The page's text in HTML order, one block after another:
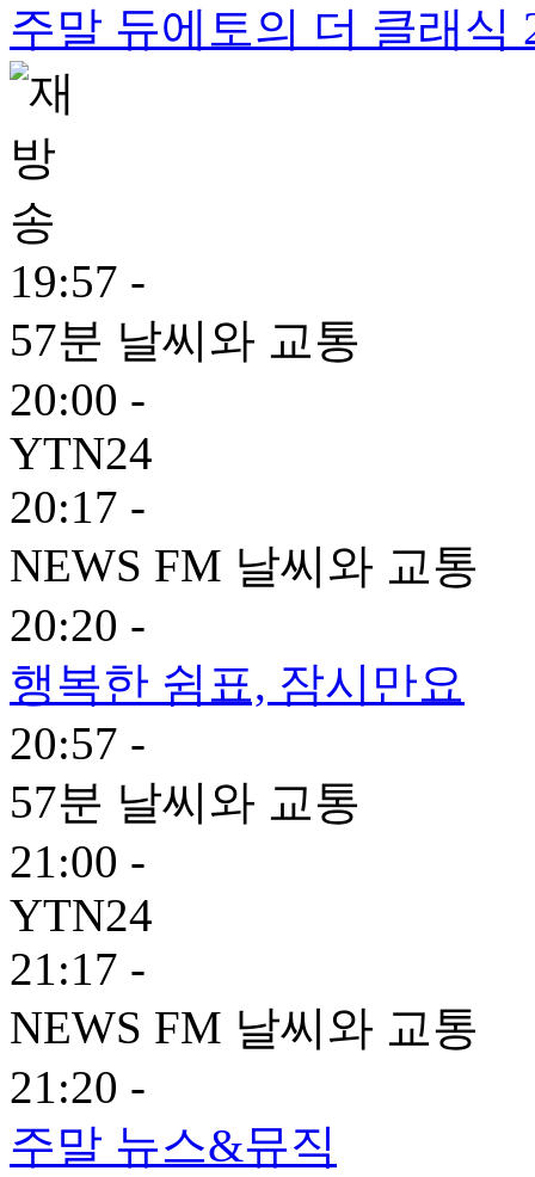
주말 듀에토의 더 클래식
19:57 -
57분 날씨와 교통
20:00 -
YTN24
20:17 -
NEWS FM 날씨와 교통
20:20 -
행복한 쉼표, 잠시만요
20:57 -
57분 날씨와 교통
21:00 -
YTN24
21:17 -
NEWS FM 날씨와 교통
21:20 -
주말 뉴스&뮤직